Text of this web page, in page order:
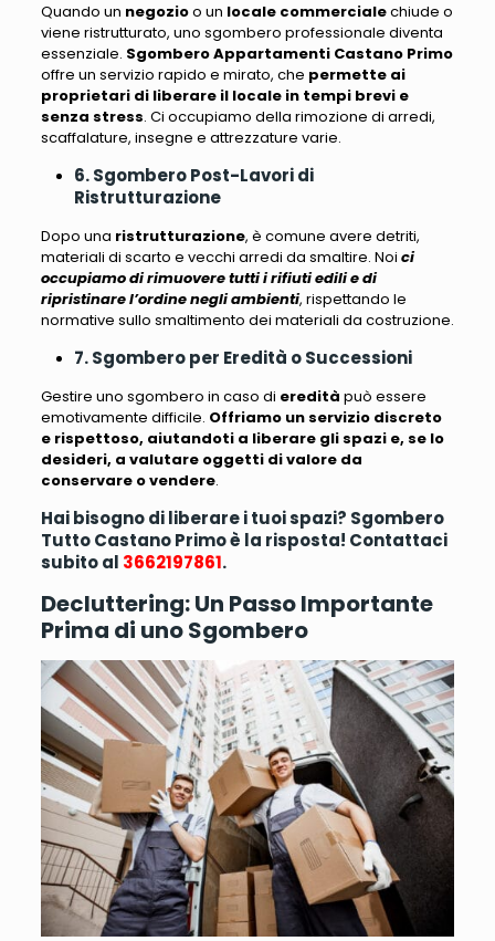
Quando un negozioo un locale commercialechiude o
viene ristrutturato, uno sgombero professionale diventa
essenziale. Sgombero Appartamenti Castano Primo
offre un servizio rapido e mirato, che permette ai
proprietari di liberare il locale in tempi brevi e
senza stress. Ci occupiamo della rimozione di arredi,
scaffalature, insegne e attrezzature varie.
6. Sgombero Post-Lavori di
Ristrutturazione
Dopo una ristrutturazione, è comune avere detriti,
materiali di scarto e vecchi arredi da smaltire. Noi ci
occupiamo di rimuovere tutti i rifiuti edili e di
ripristinare l’ordine negli ambienti, rispettando le
normative sullo smaltimento dei materiali da costruzione.
7. Sgombero per Eredità o Successioni
Gestire uno sgombero in caso di eredità può essere
emotivamente difficile. Offriamo un servizio discreto
e rispettoso, aiutandoti a liberare gli spazi e, se lo
desideri, a valutare oggetti di valore da
conservare o vendere.
Hai bisogno di liberare i tuoi spazi? Sgombero
Tutto Castano Primo è la risposta! Contattaci
subito al 3662197861.
Decluttering: Un Passo Importante
Prima di uno Sgombero